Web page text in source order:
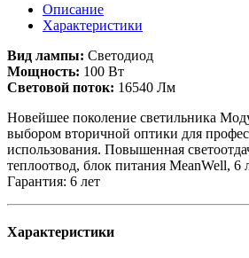
Описание
Характеристики
Вид лампы: Светодиод
Мощность: 100 Вт
Световой поток: 16540 Лм
Новейшее поколение светильника
выбором вторичной оптики для
использования. Повышенная
теплоотвод, блок питания MeanWell, 6
Гарантия: 6 лет
Характеристики